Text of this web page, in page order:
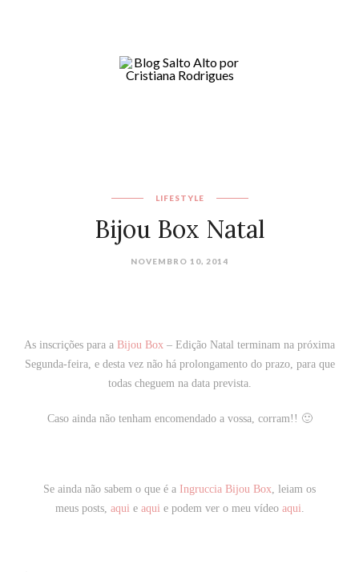
LIFESTYLE
Bijou Box Natal
NOVEMBRO 10, 2014
As inscrições para a Bijou Box – Edição Natal terminam na próxima
Segunda-feira, e desta vez não há prolongamento do prazo, para que
todas cheguem na data prevista.
Caso ainda não tenham encomendado a vossa, corram!! 🙂
Se ainda não sabem o que é a Ingruccia Bijou Box, leiam os
meus posts, aquie aquie podem ver o meu vídeoaqui.